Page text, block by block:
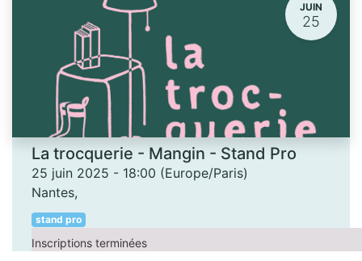
JUIN
25
La trocquerie - Mangin - Stand Pro
25 juin 2025 - 18:00 (Europe/Paris)
Nantes,
stand pro
Inscriptions terminées